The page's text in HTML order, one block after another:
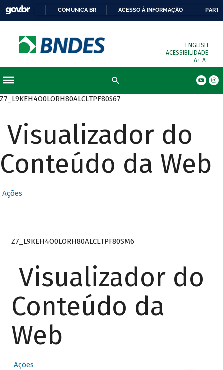
COMUNICA BR ACESSO À INFORMAÇÃO
ENGLISH
ACESSIBILIDADE
A+ A-
Z7_L9KEH4O0LORH80ALCLTPF80S67
Visualizador do
Conteúdo da Web
Ações
Z7_L9KEH4O0LORH80ALCLTPF80SM6
Visualizador do
Conteúdo da
Web
Ações